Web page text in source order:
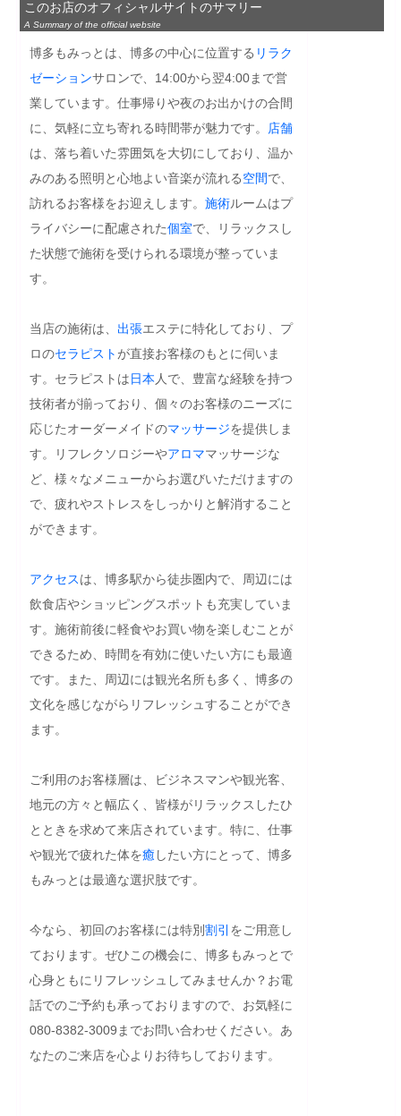
このお店のオフィシャルサイトのサマリー
A Summary of the official website
博多もみっとは、博多の中心に位置する リラク
ゼーションサロンで、14:00から翌4:00まで営
業しています。仕事帰りや夜のお出かけの合間
に、気軽に立ち寄れる時間帯が魅力です。
店舗
は、落ち着いた雰囲気を大切にしており、温か
みのある照明と心地よい音楽が流れる空間で、
訪れるお客様をお迎えします。 施術ルームはプ
ライバシーに配慮された個室で、リラックスし
た状態で施術を受けられる環境が整っていま
す。
当店の施術は、 出張エステに特化しており、プ
ロのセラピスト が直接お客様のもとに伺いま
す。セラピストは日本 人で、豊富な経験を持つ
技術者が揃っており、個々のお客様のニーズに
応じたオーダーメイドのマッサージを提供しま
す。リフレクソロジーやアロママッサージな
ど、様々なメニューからお選びいただけますの
で、疲れやストレスをしっかりと解消すること
ができます。
アクセスは、博多駅から徒歩圏内で、周辺には
飲食店やショッピングスポットも充実していま
す。施術前後に軽食やお買い物を楽しむことが
できるため、時間を有効に使いたい方にも最適
です。また、周辺には観光名所も多く、博多の
文化を感じながらリフレッシュすることができ
ます。
ご利用のお客様層は、ビジネスマンや観光客、
地元の方々と幅広く、皆様がリラックスしたひ
とときを求めて来店されています。特に、仕事
や観光で疲れた体を癒 したい方にとって、博多
もみっとは最適な選択肢です。
今なら、初回のお客様には特別割引 をご用意し
ております。ぜひこの機会に、博多もみっとで
心身ともにリフレッシュしてみませんか？お電
話でのご予約も承っておりますので、お気軽に
080-8382-3009までお問い合わせください。あ
なたのご来店を心よりお待ちしております。